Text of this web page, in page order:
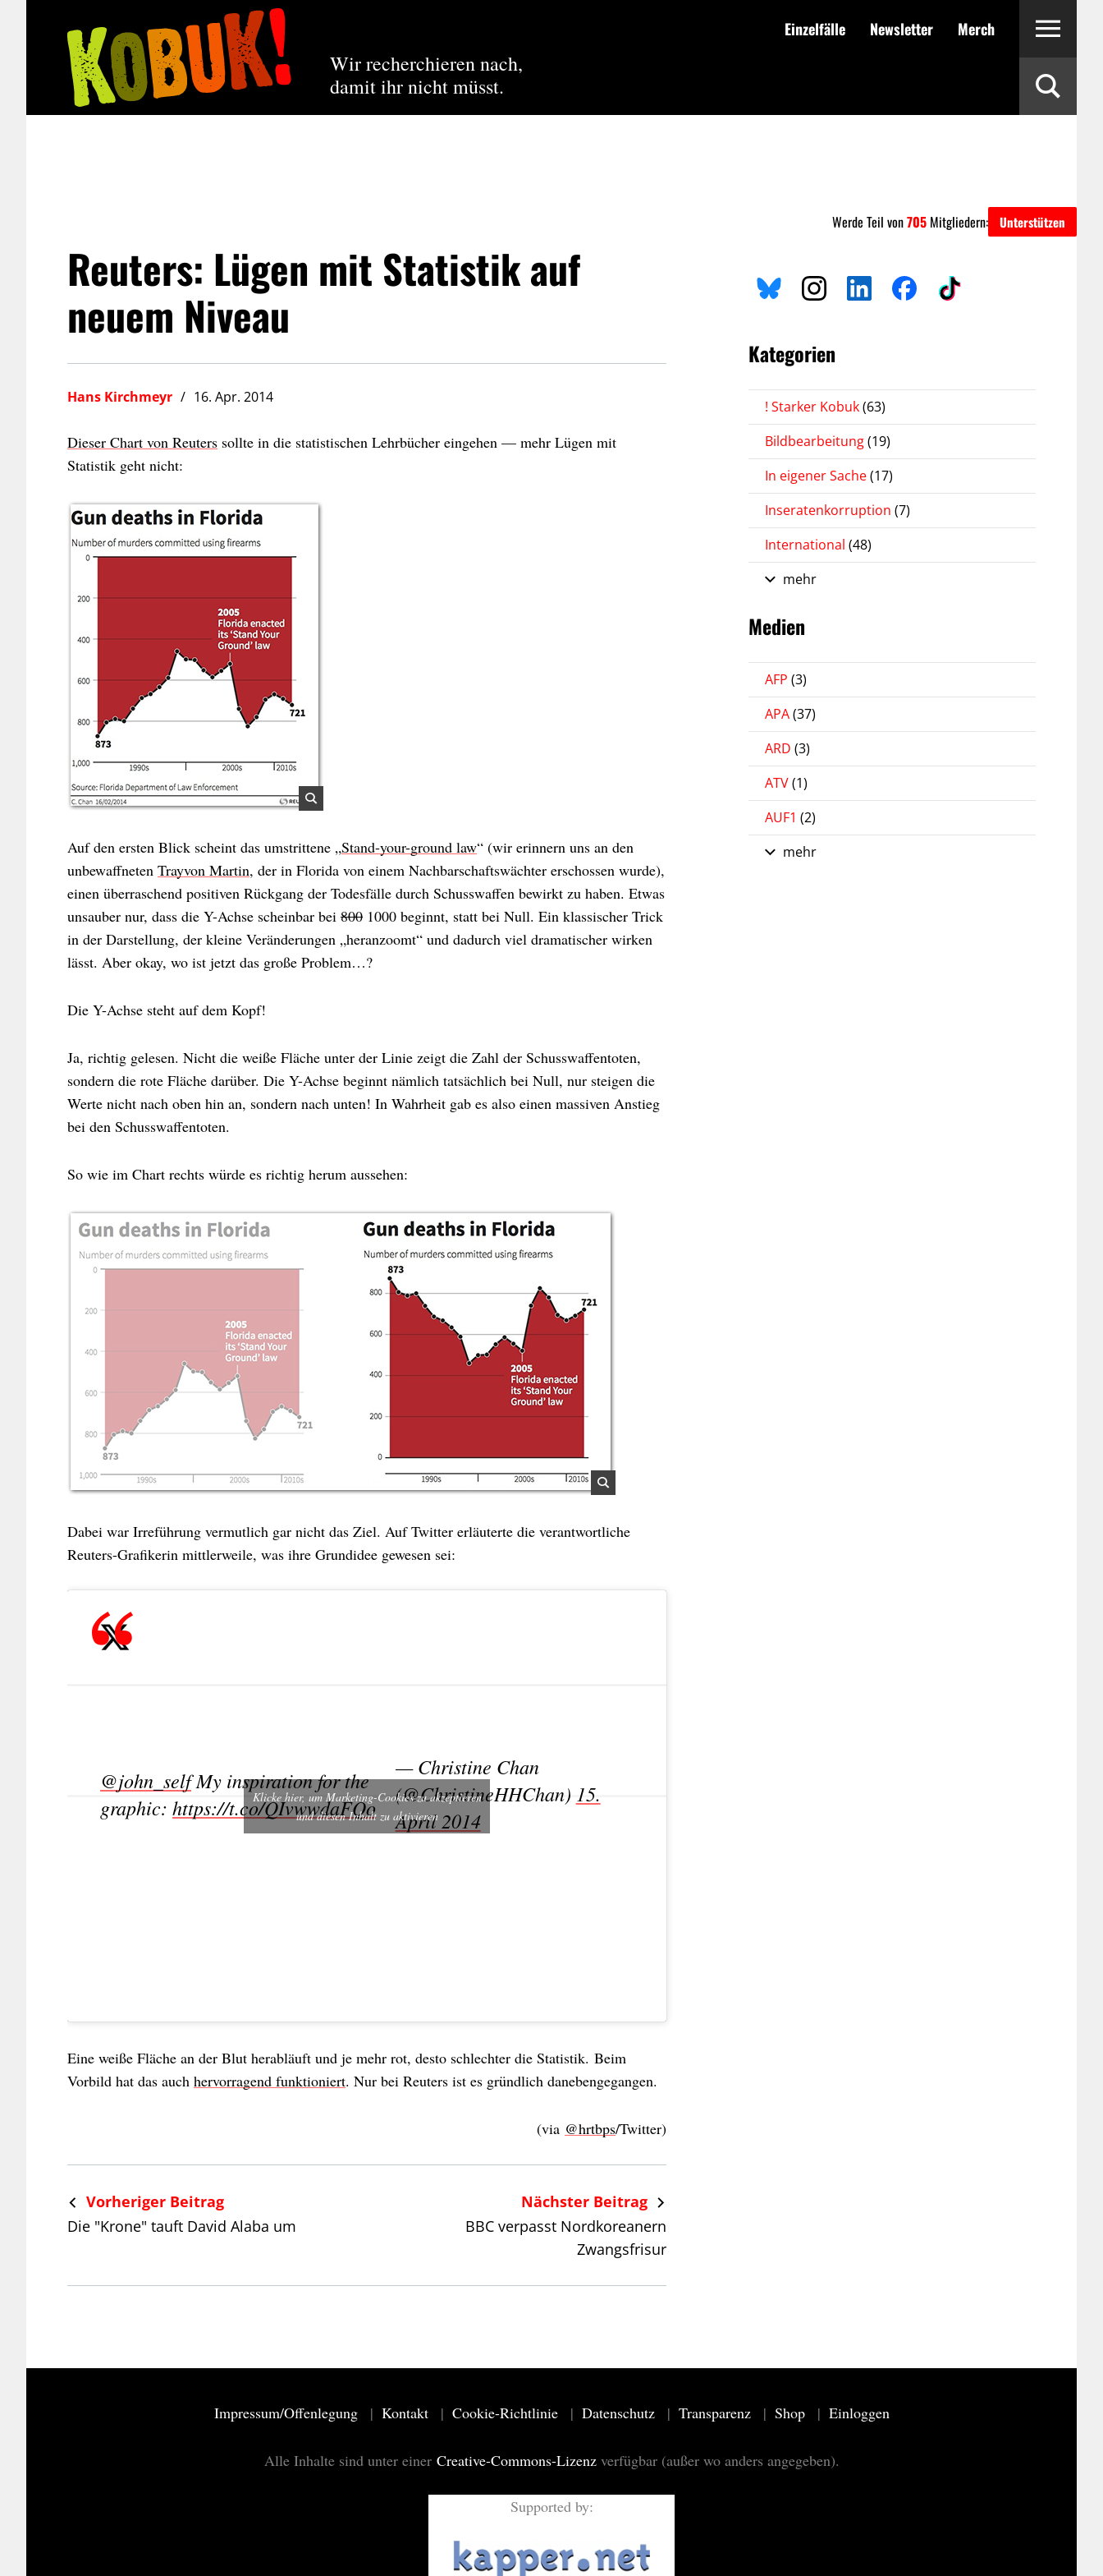
Wir recherchieren nach,
damit ihr nicht müsst.
Einzelfälle Newsletter Merch
Werde Teil von705 Mitgliedern: Unterstützen
Kategorien
! Starker Kobuk(63)
Bildbearbeitung(19)
In eigener Sache(17)
Inseratenkorruption (7)
International (48)
mehr
Medien
AFP (3)
APA(37)
ARD (3)
ATV(1)
AUF1 (2)
mehr
Reuters: Lügen mit Statistik auf
neuem Niveau
Hans Kirchmeyr 16. Apr. 2014
Dieser Chart von Reuters sollte in die statistischen Lehrbücher eingehen — mehr Lügen mit
Statistik geht nicht:
Auf den ersten Blick scheint das umstrittene „Stand-your-ground law“ (wir erinnern uns an den
unbewaffneten Trayvon Martin, der in Florida von einem Nachbarschaftswächter erschossen wurde),
einen überraschend positiven Rückgang der Todesfälle durch Schusswaffen bewirkt zu haben. Etwas
unsauber nur, dass die Y-Achse scheinbar bei 800 1000 beginnt, statt bei Null. Ein klassischer Trick
in der Darstellung, der kleine Veränderungen „heranzoomt“ und dadurch viel dramatischer wirken
lässt. Aber okay, wo ist jetzt das große Problem…?
Die Y-Achse steht auf dem Kopf!
Ja, richtig gelesen. Nicht die weiße Fläche unter der Linie zeigt die Zahl der Schusswaffentoten,
sondern die rote Fläche darüber. Die Y-Achse beginnt nämlich tatsächlich bei Null, nur steigen die
Werte nicht nach oben hin an, sondern nach unten! In Wahrheit gab es also einen massiven Anstieg
bei den Schusswaffentoten.
So wie im Chart rechts würde es richtig herum aussehen:
Dabei war Irreführung vermutlich gar nicht das Ziel. Auf Twitter erläuterte die verantwortliche
Reuters-Grafikerin mittlerweile, was ihre Grundidee gewesen sei:
@john_selfMy inspiration for the
graphic: https://t.co/QIvwwdaFQo
— Christine Chan
(@ChristineHHChan) 15.
April 2014
Klicke hier, um Marketing-Cookies zu akzeptieren
und diesen Inhalt zu aktivieren
Eine weiße Fläche an der Blut herabläuft und je mehr rot, desto schlechter die Statistik. Beim
Vorbild hat das auch hervorragend funktioniert. Nur bei Reuters ist es gründlich danebengegangen.
(via @hrtbps/Twitter)
Vorheriger Beitrag
Die "Krone" tauft David Alaba um
Nächster Beitrag
BBC verpasst Nordkoreanern
Zwangsfrisur
Impressum/Offenlegung Kontakt Cookie-Richtlinie Datenschutz Transparenz Shop Einloggen
Alle Inhalte sind unter einer Creative-Commons-Lizenzverfügbar (außer wo anders angegeben).
Supported by: